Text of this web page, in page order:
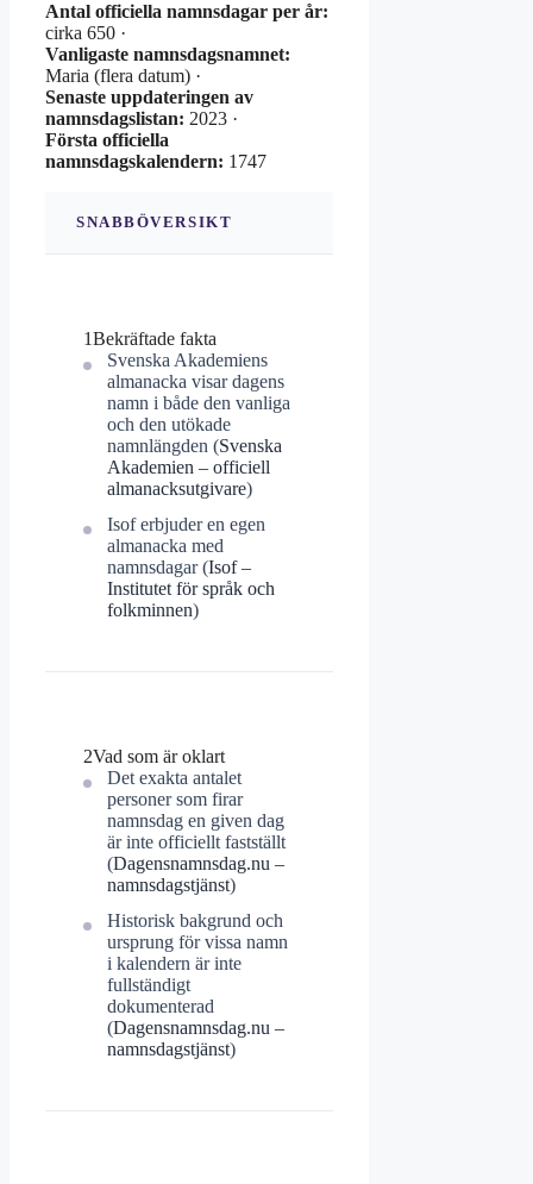
Antal officiella namnsdagar per år:
cirka 650 ·
Vanligaste namnsdagsnamnet:
Maria (flera datum) ·
Senaste uppdateringen av
namnsdagslistan: 2023 ·
Första officiella
namnsdagskalendern: 1747
SNABBÖVERSIKT
1Bekräftade fakta
Svenska Akademiens
almanacka visar dagens
namn i både den vanliga
och den utökade
namnlängden (Svenska
Akademien – officiell
almanacksutgivare)
Isof erbjuder en egen
almanacka med
namnsdagar (Isof –
Institutet för språk och
folkminnen)
2Vad som är oklart
Det exakta antalet
personer som firar
namnsdag en given dag
är inte officiellt fastställt
(Dagensnamnsdag.nu –
namnsdagstjänst)
Historisk bakgrund och
ursprung för vissa namn
i kalendern är inte
fullständigt
dokumenterad
(Dagensnamnsdag.nu –
namnsdagstjänst)